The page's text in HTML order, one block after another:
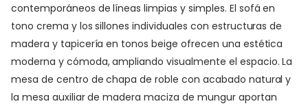
contemporáneos de líneas limpias y simples. El sofá en
tono crema y los sillones individuales con estructuras de
madera y tapicería en tonos beige ofrecen una estética
moderna y cómoda, ampliando visualmente el espacio. La
mesa de centro de chapa de roble con acabado natural y
la mesa auxiliar de madera maciza de mungur aportan